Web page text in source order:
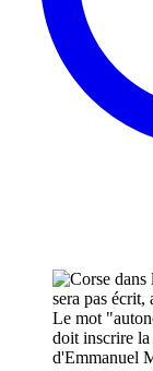
Le mot
doit inscrire la
d'Emmanuel